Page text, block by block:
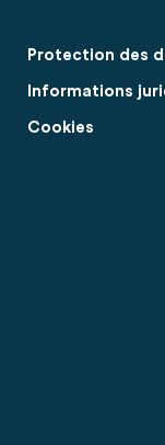
Protection des
Informations
Cookies